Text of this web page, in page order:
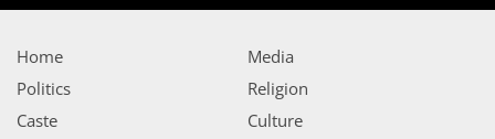
Home
Politics
Caste
Media
Religion
Culture